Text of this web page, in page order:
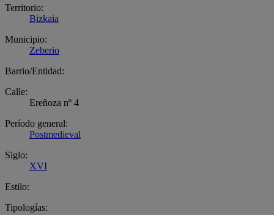
Territorio:
Bizkaia
Municipio:
Zeberio
Barrio/Entidad:
Calle:
Ereñoza nº 4
Período general:
Postmedieval
Siglo:
XVI
Estilo:
Tipologías: